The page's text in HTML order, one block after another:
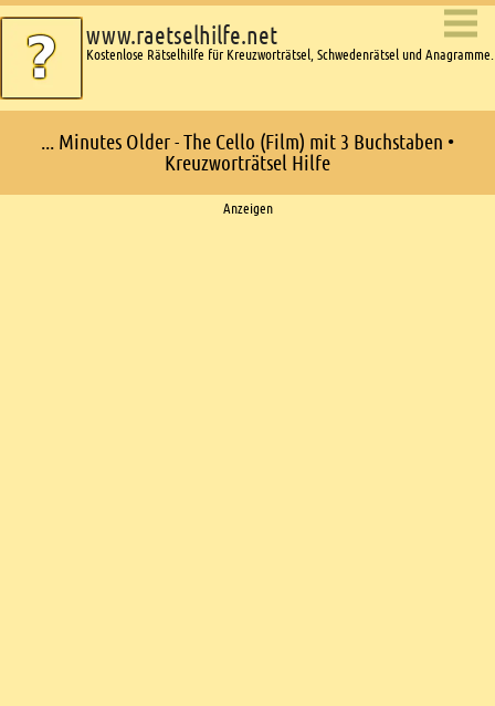
www.raetselhilfe.net
Kostenlose Rätselhilfe für Kreuzworträtsel, Schwedenrätsel und Anagramme.
... Minutes Older - The Cello (Film) mit 3 Buchstaben •
Kreuzworträtsel Hilfe
Anzeigen